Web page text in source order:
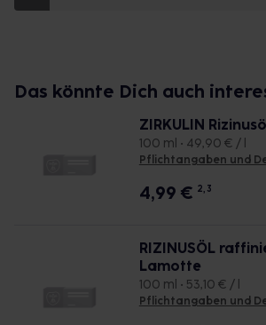
Das könnte Dich auch
ZIRKULIN
100 ml • 49,90 € / l
Pflichtangaben und
4,99 € 2, 3
RIZINUSÖL
Lamotte
100 ml • 53,10 € / l
Pflichtangaben und